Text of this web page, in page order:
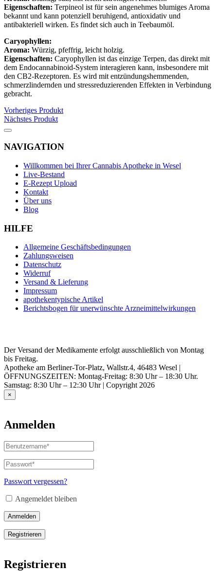
Eigenschaften: Terpineol ist für sein angenehmes blumiges Aroma
bekannt und kann potenziell beruhigend, antioxidativ und
antibakteriell wirken. Es findet sich auch in Teebaumöl.
Caryophyllen:
Aroma: Würzig, pfeffrig, leicht holzig.
Eigenschaften: Caryophyllen ist das einzige Terpen, das direkt mit
dem Endocannabinoid-System interagieren kann, insbesondere mit
den CB2-Rezeptoren. Es wird mit entzündungshemmenden,
schmerzlindernden und stressreduzierenden Effekten in Verbindung
gebracht.
Vorheriges Produkt
Nächstes Produkt
NAVIGATION
Willkommen bei Ihrer Cannabis Apotheke in Wesel
Live-Bestand
E-Rezept Upload
Kontakt
Über uns
Blog
HILFE
Allgemeine Geschäftsbedingungen
Zahlungsweisen
Datenschutz
Widerruf
Versand & Lieferung
Impressum
apothekentypische Artikel
Berichtsbogen für unerwünschte Arzneimittelwirkungen
Der Versand der Medikamente erfolgt ausschließlich von Montag
bis Freitag.
Apotheke am Berliner-Tor-Platz, Wallstr.4, 46483 Wesel |
ÖFFNUNGSZEITEN: Montag-Freitag: 8:30 Uhr – 18:30 Uhr.
Samstag: 8:30 Uhr – 12:30 Uhr | Copyright 2026
×
Anmelden
Benutzername
oder
E-
Mail-
Adresse*
Passwort*
Erforderlich
Passwort vergessen?
Angemeldet bleiben
Anmelden
Registrieren
Registrieren